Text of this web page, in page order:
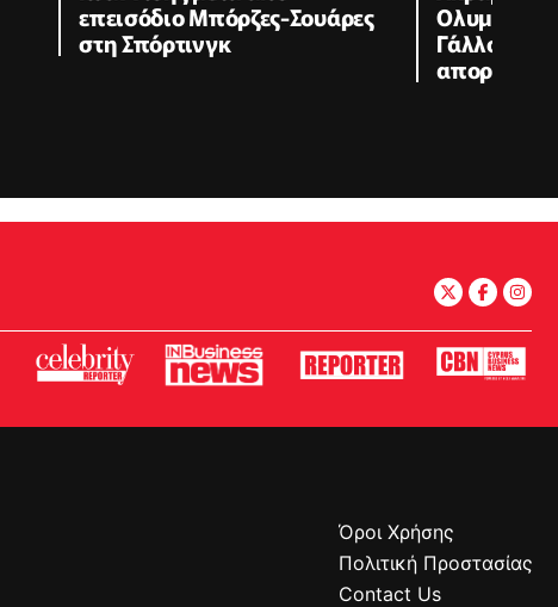
επεισόδιο Μπόρζες-Σουάρες
στη Σπόρτινγκ
Γάλλο
Όροι Χρήσης
Πολιτική Προστασίας
Contact Us